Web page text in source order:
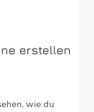
erstellen
wie du